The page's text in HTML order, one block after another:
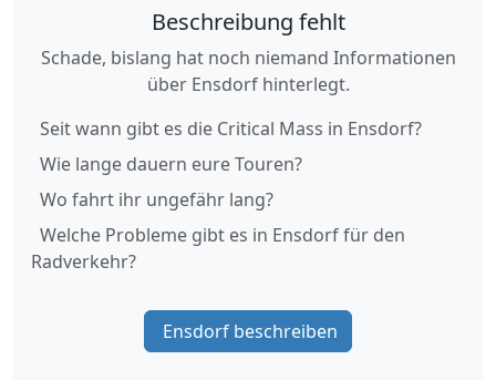
Beschreibung fehlt
Schade, bislang hat noch niemand Informationen
über Ensdorf hinterlegt.
Seit wann gibt es die Critical Mass in Ensdorf?
Wie lange dauern eure Touren?
Wo fahrt ihr ungefähr lang?
Welche Probleme gibt es in Ensdorf für den
Radverkehr?
Ensdorf beschreiben